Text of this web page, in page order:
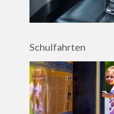
Schulfahrten